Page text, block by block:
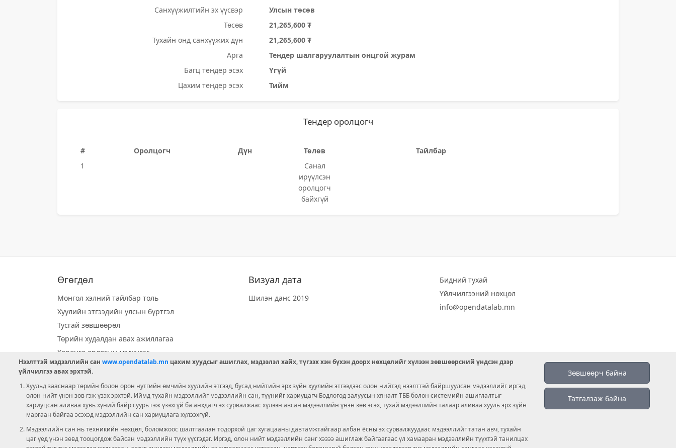
Санхүүжилтийн эх үүсвэр
Улсын төсөв
Төсөв
21,265,600 ₮
Тухайн онд санхүүжих дүн
21,265,600 ₮
Арга
Тендер шалгаруулалтын онцгой журам
Багц тендер эсэх
Үгүй
Цахим тендер эсэх
Тийм
Тендер оролцогч
# Оролцогч Дүн Төлөв
Тайлбар
1
Санал
ирүүлсэн
оролцогч
байхгүй
Өгөгдөл
Монгол хэлний тайлбар толь
Хуулийн этгээдийн улсын бүртгэл
Тусгай зөвшөөрөл
Төрийн худалдан авах ажиллагаа
Хөрөнгө орлогын мэдүүлэг
Орон нутгийн хөгжлийн сан
Ээлжит сонгууль
Ашигт малтмал тусгай зөвшөөрөл
Визуал дата
Шилэн данс 2019
Бидний тухай
Үйлчилгээний нөхцөл
info@opendatalab.mn
© 2026 OPENDATA LAB MONGOLIA.
Зөвшөөрч байна
Татгалзаж байна
Нээлттэй мэдээллийн сан www.opendatalab.mn цахим хуудсыг ашиглах, мэдээлэл хайх, түгээх хэн бүхэн доорх нөхцөлийг хүлээн зөвшөөрсний үндсэн дээр
үйлчилгээ авах эрхтэй.
Хуульд зааснаар төрийн болон орон нутгийн өмчийн хуулийн этгээд, бусад нийтийн эрх зүйн хуулийн этгээдээс олон нийтэд нээлттэй байршуулсан мэдээллийг иргэд,
олон нийт үнэн зөв гэж үзэх эрхтэй. Иймд тухайн мэдээллийг мэдээллийн сан, түүнийг хариуцагч Бодлогод залуусын хяналт ТББ болон системийн ашиглалтыг
хариуцсан аливаа хувь хүний байр суурь гэж үзэхгүй ба анхдагч эх сурвалжаас хүлээн авсан мэдээллийн үнэн зөв эсэх, тухай мэдээллийн талаар аливаа хууль эрх зүйн
маргаан байгаа эсэхэд мэдээллийн сан хариуцлага хүлээхгүй.
Мэдээллийн сан нь техникийн нөхцөл, боломжоос шалтгаалан тодорхой цаг хугацааны давтамжтайгаар албан ёсны эх сурвалжуудаас мэдээллийг татан авч, тухайн
цаг үед үнэн зөвд тооцогдож байсан мэдээллийн түүх үүсгэдэг. Иргэд, олон нийт мэдээллийн санг хэзээ ашиглаж байгаагаас үл хамааран мэдээллийн түүхтэй танилцах